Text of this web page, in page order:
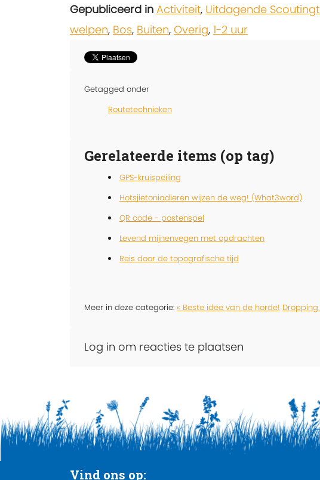
Gepubliceerd in Activiteit, Uitdagende
welpen, Bos, Buiten, Overig, 1-2 uur
Getagged onder
Routetechnieken
Gerelateerde items (op tag)
GPS-kruispeiling
Hotsjietoniadieren wijzen de weg! (What3word)
QR code - postenspel
Levend mijnenvegen met opdrachten
Reis door de topografische tijd
Meer in deze categorie: « Beste idee van de horde!
Log in om reacties te plaatsen
Vind ons op: